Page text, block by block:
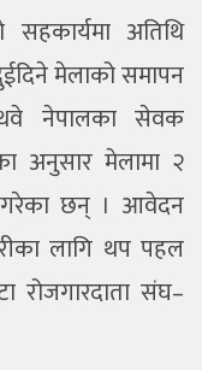
सहकार्यमा अतिथि
मेलाको समापन
नेपालका सेवक
अनुसार मेलामा २
छन् । आवेदन
लागि थप पहल
रोजगारदाता संघ–